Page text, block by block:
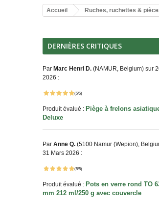
Accueil Ruches, ruchettes &
DERNIÈRES CRITIQUES
Par Marc Henri D. (NAMUR, Belgium) sur
2026 :
(5/5)
Produit évalué : Piège à frelons
Deluxe
Par Anne Q. (5100 Namur (Wepion),
31 Mars 2026 :
(5/5)
Produit évalué : Pots en verre rond TO
mm 212 ml/250 g avec couvercle